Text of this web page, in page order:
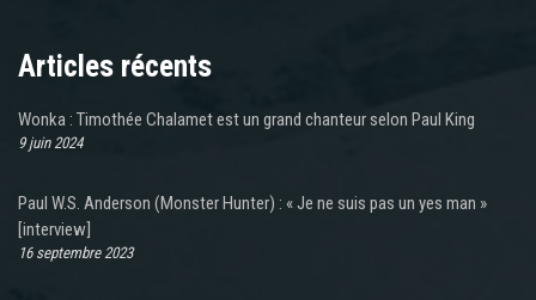
Articles récents
Wonka : Timothée Chalamet est un grand chanteur selon Paul King
9 juin 2024
Paul W.S. Anderson (Monster Hunter) : « Je ne suis pas un yes man »
[interview]
16 septembre 2023